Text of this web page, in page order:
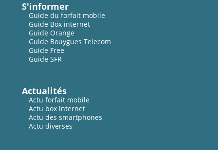
S'informer
Guide du forfait mobile
Guide Box internet
Guide Orange
Guide Bouygues Telecom
Guide Free
Guide SFR
Actualités
Actu forfait mobile
Actu box internet
Actu des smartphones
Actu diverses